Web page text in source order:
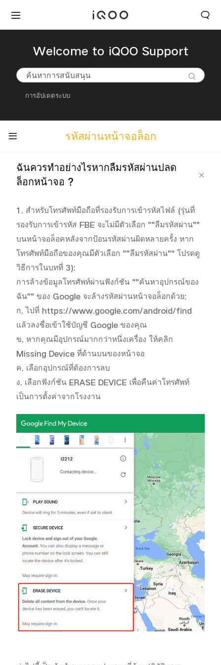
ประเทศไทย | เลือกประเทศ/ภูมิภาค
Welcome to iQOO Support
การอัปเดตระบบ
รหัสผ่านหน้าจอล็อก
ฉันควรทำอย่างไรหากลืมรหัสผ่านปลด
ล็อกหน้าจอ ?
1. สำหรับโทรศัพท์มือถือที่รองรับการเข้ารหัสไฟล์ (รุ่นที่
รองรับการเข้ารหัส FBE จะไม่มีตัวเลือก ""ลืมรหัสผ่าน""
บนหน้าจอล็อคหลังจากป้อนรหัสผ่านผิดหลายครั้ง หาก
โทรศัพท์มือถือของคุณมีตัวเลือก ""ลืมรหัสผ่าน"" โปรดดู
วิธีการในบทที่ 3):
การล้างข้อมูลโทรศัพท์ผ่านฟังก์ชัน ""ค้นหาอุปกรณ์ของ
ฉัน"" ของ Google จะล้างรหัสผ่านหน้าจอล็อกด้วย:
ก. ไปที่ https://www.google.com/android/find
แล้วลงชื่อเข้าใช้บัญชี Google ของคุณ
ข. หากคุณมีอุปกรณ์มากกว่าหนึ่งเครื่อง ให้คลิก
Missing Device ที่ด้านบนของหน้าจอ
ค. เลือกอุปกรณ์ที่ต้องการลบ
ง. เลือกฟังก์ชัน ERASE DEVICE เพื่อคืนค่าโทรศัพท์
เป็นการตั้งค่าจากโรงงาน